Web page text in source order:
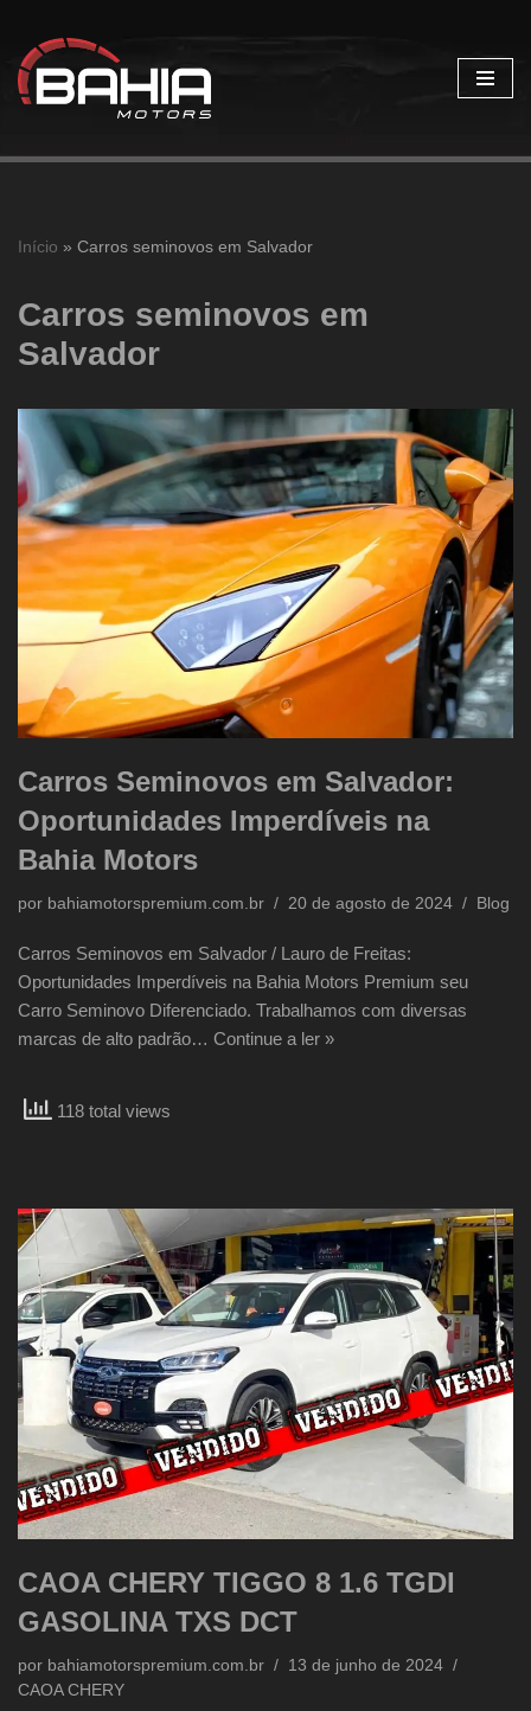
Pular
para
Início » Carros seminovos em Salvador
Carros seminovos em
Salvador
Carros Seminovos em Salvador:
Oportunidades Imperdíveis na
Bahia Motors
por bahiamotorspremium.com.br 20 de agosto de 2024 Blog
Carros Seminovos em Salvador / Lauro de Freitas:
Oportunidades Imperdíveis na Bahia Motors Premium seu
Carro Seminovo Diferenciado. Trabalhamos com diversas
marcas de alto padrão… Continue a ler »
118 total views
CAOA CHERY TIGGO 8 1.6 TGDI
GASOLINA TXS DCT
por bahiamotorspremium.com.br
13 de junho de 2024
CAOA CHERY